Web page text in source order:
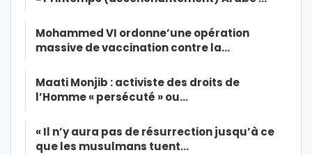
Mohammed VI ordonne’une opération
massive de vaccination contre la…
Maati Monjib : activiste des droits de
l’Homme « persécuté » ou…
« Il n’y aura pas de résurrection jusqu’à ce
que les musulmans tuent…